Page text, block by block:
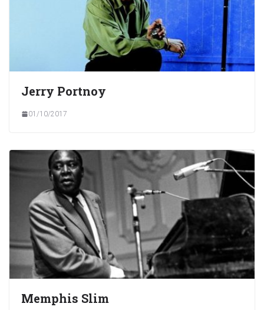
Jerry Portnoy
01/10/2017
Memphis Slim